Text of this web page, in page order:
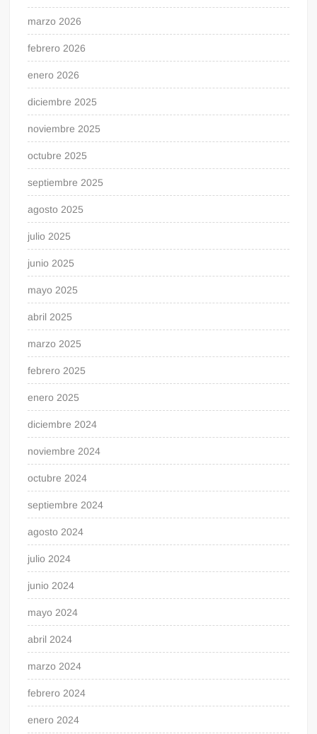
marzo 2026
febrero 2026
enero 2026
diciembre 2025
noviembre 2025
octubre 2025
septiembre 2025
agosto 2025
julio 2025
junio 2025
mayo 2025
abril 2025
marzo 2025
febrero 2025
enero 2025
diciembre 2024
noviembre 2024
octubre 2024
septiembre 2024
agosto 2024
julio 2024
junio 2024
mayo 2024
abril 2024
marzo 2024
febrero 2024
enero 2024